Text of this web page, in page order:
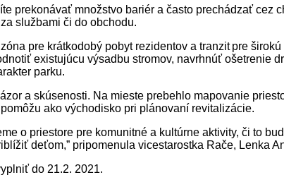
prekonávať množstvo bariér a často prechádzať cez
službami či do obchodu.
pre krátkodobý pobyt rezidentov a tranzit pre
existujúcu výsadbu stromov, navrhnúť ošetrenie
parku.
a skúsenosti. Na mieste prebehlo mapovanie
ako východisko pri plánovaní revitalizácie.
o priestore pre komunitné a kultúrne aktivity, či to
deťom,” pripomenula vicestarostka Rače, Lenka
do 21.2. 2021.